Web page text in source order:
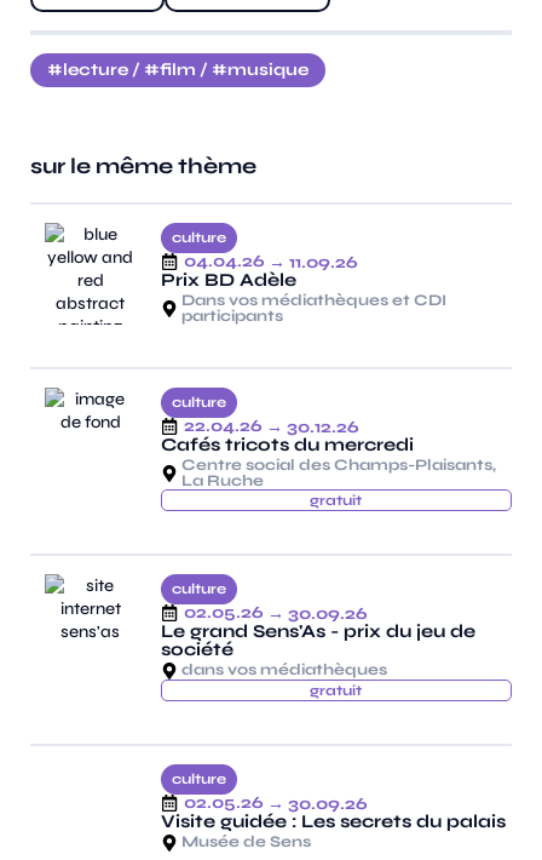
lecture / film / musique
sur le même thème
culture
04.04.26 → 11.09.26
Prix BD Adèle
Dans vos médiathèques et CDI
participants
culture
22.04.26 → 30.12.26
Cafés tricots du mercredi
Centre social des Champs-Plaisants,
La Ruche
gratuit
culture
02.05.26 → 30.09.26
Le grand Sens'As - prix du jeu de
société
dans vos médiathèques
gratuit
culture
02.05.26 → 30.09.26
Visite guidée : Les secrets du palais
Musée de Sens